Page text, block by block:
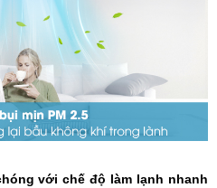
với chế độ làm lạnh nhanh